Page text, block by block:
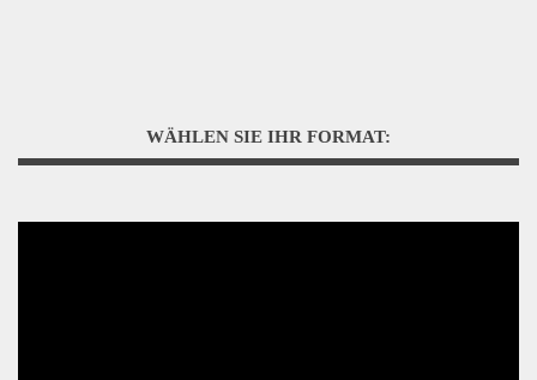
WÄHLEN SIE IHR FORMAT: